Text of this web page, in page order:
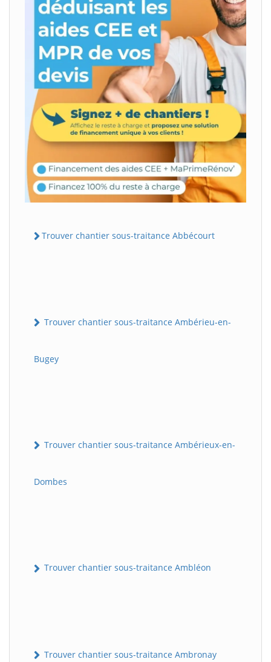
Trouver chantier sous-traitance Abbécourt
Trouver chantier sous-traitance Ambérieu-en-
Bugey
Trouver chantier sous-traitance Ambérieux-en-
Dombes
Trouver chantier sous-traitance Ambléon
Trouver chantier sous-traitance Ambronay